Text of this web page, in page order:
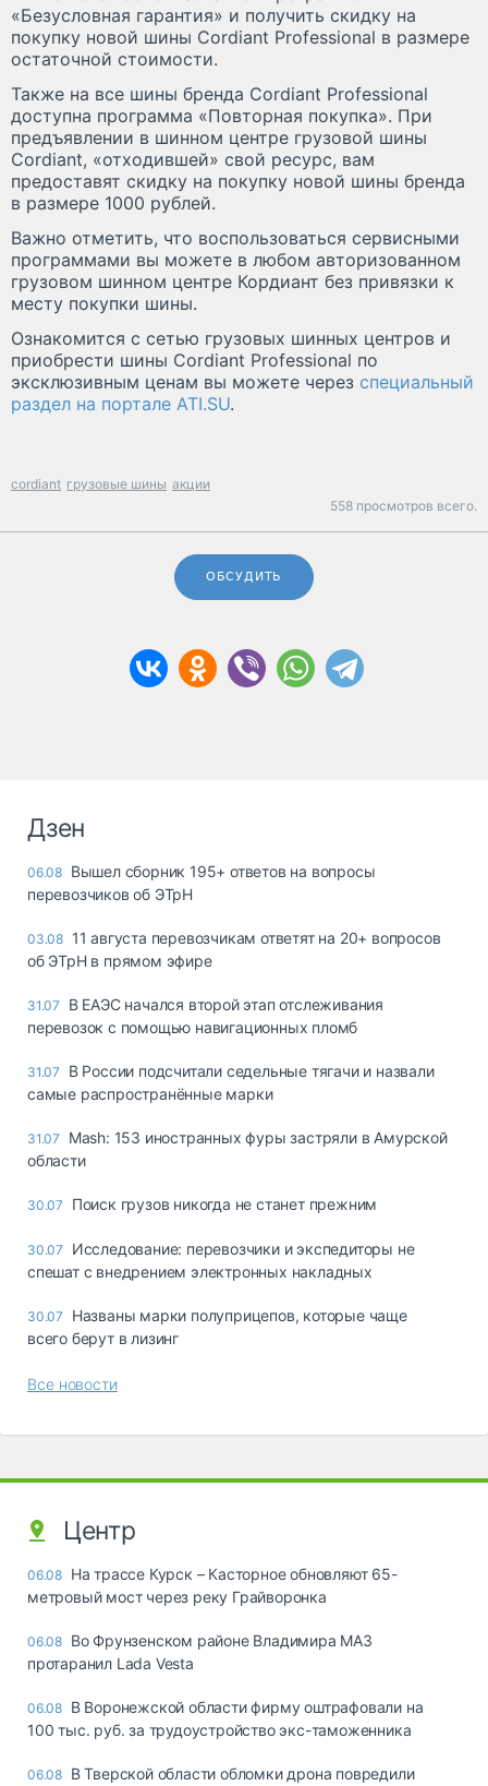
«Безусловная гарантия» и получить скидку на
покупку новой шины Cordiant Professional в размере
остаточной стоимости.
Также на все шины бренда Cordiant Professional
доступна программа «Повторная покупка». При
предъявлении в шинном центре грузовой шины
Cordiant, «отходившей» свой ресурс, вам
предоставят скидку на покупку новой шины бренда
в размере 1000 рублей.
Важно отметить, что воспользоваться сервисными
программами вы можете в любом авторизованном
грузовом шинном центре Кордиант без привязки к
месту покупки шины.
Ознакомится с сетью грузовых шинных центров и
приобрести шины Cordiant Professional по
эксклюзивным ценам вы можете через специальный
раздел на портале ATI.SU.
cordiant грузовые шины акции
558 просмотров всего.
ОБСУДИТЬ
Дзен
06.08 Вышел сборник 195+ ответов на вопросы
перевозчиков об ЭТрН
03.08 11 августа перевозчикам ответят на 20+ вопросов
об ЭТрН в прямом эфире
31.07
В ЕАЭС начался второй этап отслеживания
перевозок с помощью навигационных пломб
31.07
В России подсчитали седельные тягачи и назвали
самые распространённые марки
31.07
Mash: 153 иностранных фуры застряли в Амурской
области
30.07 Поиск грузов никогда не станет прежним
30.07
Исследование: перевозчики и экспедиторы не
спешат с внедрением электронных накладных
30.07
Названы марки полуприцепов, которые чаще
всего берут в лизинг
Все новости
Центр
06.08 На трассе Курск – Касторное обновляют 65-
метровый мост через реку Грайворонка
06.08 Во Фрунзенском районе Владимира МАЗ
протаранил Lada Vesta
06.08 В Воронежской области фирму оштрафовали на
100 тыс. руб. за трудоустройство экс-таможенника
06.08 В Тверской области обломки дрона повредили